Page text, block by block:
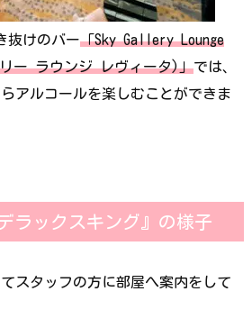
抜けのバー「Sky Gallery Lounge
ー ラウンジ レヴィータ)」では、
アルコールを楽しむことができま
ラックスキング』の様子
スタッフの方に部屋へ案内をして